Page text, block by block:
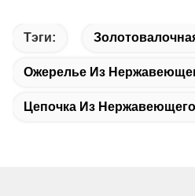
Тэги:
Ожерелье Из
Цепочка Из